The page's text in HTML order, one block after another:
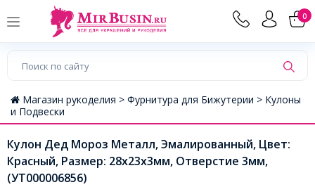
0
Магазин рукоделия > Фурнитура для Бижутерии > Кулоны
и Подвески
Кулон Дед Мороз Металл, Эмалированный, Цвет:
Красный, Размер: 28х23х3мм, Отверстие 3мм,
(УТ000006856)